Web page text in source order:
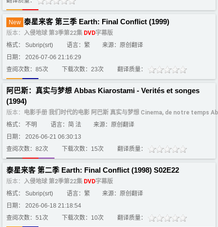
New 泰星来客 第三季 Earth: Final Conflict (1999)
版本： 入侵地球 第3季第22集 DVD字幕版
格式： Subrip(srt)
语言：繁
来源：原创翻译
日期： 2026-07-06 21:16:29
查阅次数：85次
下载次数：23次 翻译质量：
阿巴斯：真实与梦想 Abbas Kiarostami - Verités et songes
(1994)
版本： 电影手册 我们时代的电影 阿巴斯 真实与梦想 Cinema, de notre
格式： 不明
语言：简 法
来源：原创翻译
日期： 2026-06-21 06:30:13
查阅次数：82次
下载次数：15次 翻译质量：
泰星来客 第二季 Earth: Final Conflict (1998) S02E22
版本： 入侵地球 第2季第22集 DVD字幕版
格式： Subrip(srt)
语言：繁
来源：原创翻译
日期： 2026-06-18 21:18:54
查阅次数：51次
下载次数：10次 翻译质量：